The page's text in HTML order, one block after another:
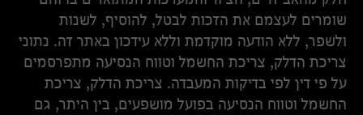
שומרים לעצמם את הזכות לבטל, להוסיף, לשנות
ולשפר, ללא הודעה מוקדמת וללא עידכון באתר זה. נתוני
צריכת הדלק, צריכת החשמל וטווח הנסיעה מתפרסמים
על פי דין לפי בדיקות המעבדה. צריכת הדלק, צריכת
החשמל וטווח הנסיעה בפועל מושפעים, בין היתר, גם